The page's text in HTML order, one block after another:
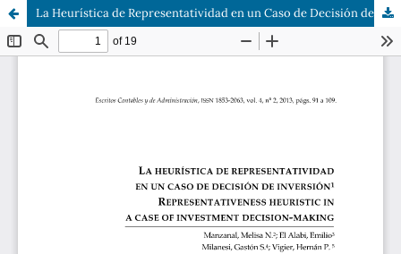
La Heurística de Representatividad en un Caso de Decisión de Inversión